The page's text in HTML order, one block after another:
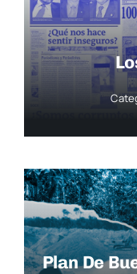
Plan De